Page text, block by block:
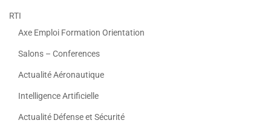
RTI
Axe Emploi Formation Orientation
Salons – Conferences
Actualité Aéronautique
Intelligence Artificielle
Actualité Défense et Sécurité